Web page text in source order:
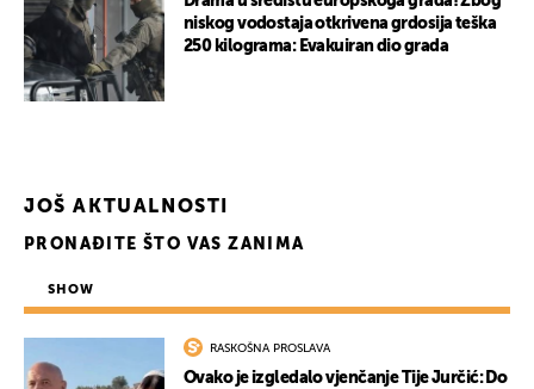
niskog vodostaja otkrivena grdosija teška
250 kilograma: Evakuiran dio grada
JOŠ AKTUALNOSTI
PRONAĐITE ŠTO VAS ZANIMA
SHOW
RASKOŠNA PROSLAVA
Ovako je izgledalo vjenčanje Tije Jurčić: Do